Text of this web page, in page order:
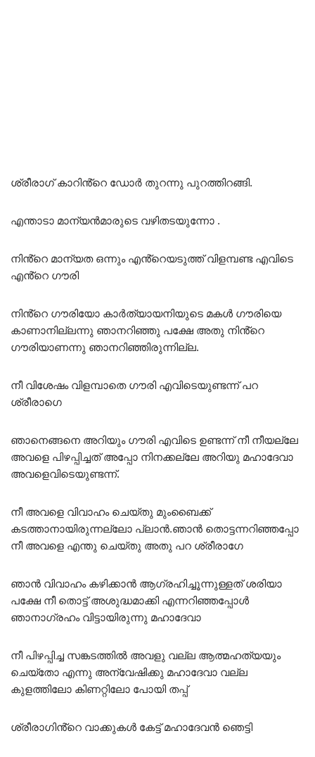
ശ്രീരാഗ് കാറിൻ്റെ ഡോർ തുറന്നു പുറത്തിറങ്ങി.
എന്താടാ മാന്യൻമാരുടെ വഴിതടയുന്നോ .
നിൻ്റെ മാന്യത ഒന്നും എൻ്റെയടുത്ത് വിളമ്പണ്ട എവിടെ
എൻ്റെ ഗൗരി
നിൻ്റെ ഗൗരിയോ കാർത്യായനിയുടെ മകൾ ഗൗരിയെ
കാണാനില്ലന്നു ഞാനറിഞ്ഞു പക്ഷേ അതു നിൻ്റെ
ഗൗരിയാണന്നു ഞാനറിഞ്ഞിരുന്നില്ല.
നീ വിശേഷം വിളമ്പാതെ ഗൗരി എവിടെയുണ്ടന്ന് പറ
ശ്രീരാഗെ
ഞാനെങ്ങനെ അറിയും ഗൗരി എവിടെ ഉണ്ടന്ന് നീ നീയല്ലേ
അവളെ പിഴപ്പിച്ചത് അപ്പോ നിനക്കല്ലേ അറിയു മഹാദേവാ
അവളെവിടെയുണ്ടന്ന്.
നീ അവളെ വിവാഹം ചെയ്തു മുംബൈക്ക്
കടത്താനായിരുന്നല്ലോ പ്ലാൻ.ഞാൻ തൊട്ടന്നറിഞ്ഞപ്പോ
നീ അവളെ എന്തു ചെയ്തു അതു പറ ശ്രീരാഗേ
ഞാൻ വിവാഹം കഴിക്കാൻ ആഗ്രഹിച്ചൂന്നുള്ളത് ശരിയാ
പക്ഷേ നീ തൊട്ട് അശുദ്ധമാക്കി എന്നറിഞ്ഞപ്പോൾ
ഞാനാഗ്രഹം വിട്ടായിരുന്നു മഹാദേവാ
നീ പിഴപ്പിച്ച സങ്കടത്തിൽ അവളു വല്ല ആത്മഹത്യയും
ചെയ്തോ എന്നു അന്വേഷിക്കു മഹാദേവാ വല്ല
കുളത്തിലോ കിണറ്റിലോ പോയി തപ്പ്
ശ്രീരാഗിൻ്റെ വാക്കുകൾ കേട്ട് മഹാദേവൻ ഞെട്ടി